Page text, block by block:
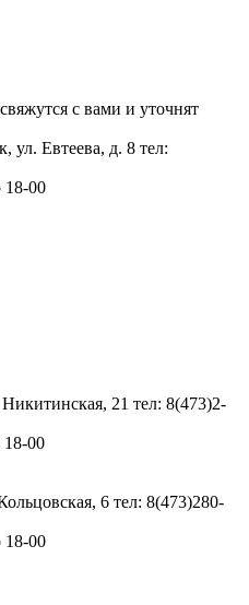
с вами и уточнят
ул. Евтеева, д. 8 тел:
18-00
21 тел: 8(473)2-
18-00
6 тел: 8(473)280-
18-00